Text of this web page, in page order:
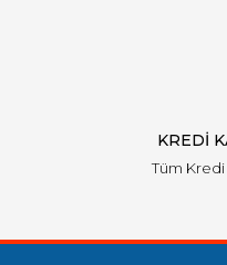
KREDİ
Tüm Kredi